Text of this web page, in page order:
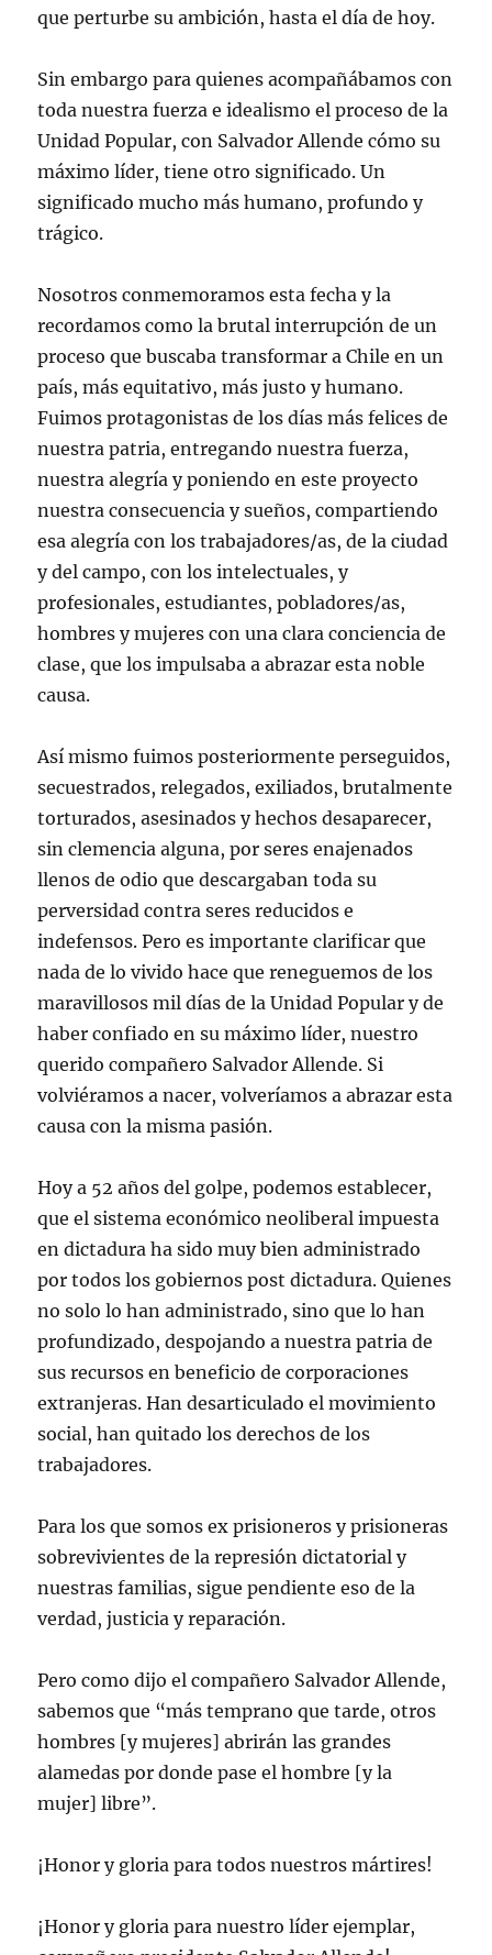
que perturbe su ambición, hasta el día de hoy.
Sin embargo para quienes acompañábamos con
toda nuestra fuerza e idealismo el proceso de la
Unidad Popular, con Salvador Allende cómo su
máximo líder, tiene otro significado. Un
significado mucho más humano, profundo y
trágico.
Nosotros conmemoramos esta fecha y la
recordamos como la brutal interrupción de un
proceso que buscaba transformar a Chile en un
país, más equitativo, más justo y humano.
Fuimos protagonistas de los días más felices de
nuestra patria, entregando nuestra fuerza,
nuestra alegría y poniendo en este proyecto
nuestra consecuencia y sueños, compartiendo
esa alegría con los trabajadores/as, de la ciudad
y del campo, con los intelectuales, y
profesionales, estudiantes, pobladores/as,
hombres y mujeres con una clara conciencia de
clase, que los impulsaba a abrazar esta noble
causa.
Así mismo fuimos posteriormente perseguidos,
secuestrados, relegados, exiliados, brutalmente
torturados, asesinados y hechos desaparecer,
sin clemencia alguna, por seres enajenados
llenos de odio que descargaban toda su
perversidad contra seres reducidos e
indefensos. Pero es importante clarificar que
nada de lo vivido hace que reneguemos de los
maravillosos mil días de la Unidad Popular y de
haber confiado en su máximo líder, nuestro
querido compañero Salvador Allende. Si
volviéramos a nacer, volveríamos a abrazar esta
causa con la misma pasión.
Hoy a 52 años del golpe, podemos establecer,
que el sistema económico neoliberal impuesta
en dictadura ha sido muy bien administrado
por todos los gobiernos post dictadura. Quienes
no solo lo han administrado, sino que lo han
profundizado, despojando a nuestra patria de
sus recursos en beneficio de corporaciones
extranjeras. Han desarticulado el movimiento
social, han quitado los derechos de los
trabajadores.
Para los que somos ex prisioneros y prisioneras
sobrevivientes de la represión dictatorial y
nuestras familias, sigue pendiente eso de la
verdad, justicia y reparación.
Pero como dijo el compañero Salvador Allende,
sabemos que “más temprano que tarde, otros
hombres [y mujeres] abrirán las grandes
alamedas por donde pase el hombre [y la
mujer] libre”.
¡Honor y gloria para todos nuestros mártires!
¡Honor y gloria para nuestro líder ejemplar,